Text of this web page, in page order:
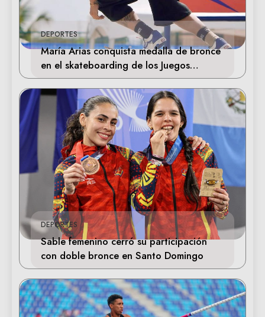
DEPORTES
María Arias conquista medalla de bronce
en el skateboarding de los Juegos
Centroamericanos
DEPORTES
Sable femenino cerró su participación
con doble bronce en Santo Domingo